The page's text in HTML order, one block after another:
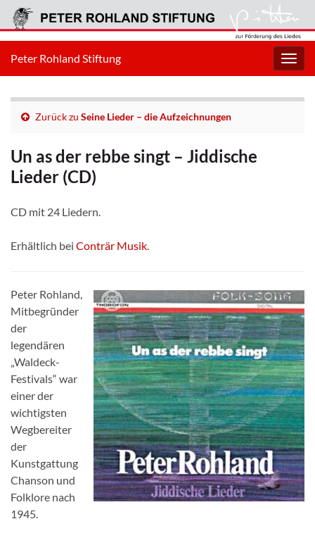
Peter Rohland Stiftung
Zurück zu Seine Lieder – die Aufzeichnungen
Un as der rebbe singt – Jiddische
Lieder (CD)
CD mit 24 Liedern.
Erhältlich bei Conträr Musik.
Peter Rohland,
Mitbegründer
der
legendären
„Waldeck-
Festivals“ war
einer der
wichtigsten
Wegbereiter
der
Kunstgattung
Chanson und
Folklore nach
1945.